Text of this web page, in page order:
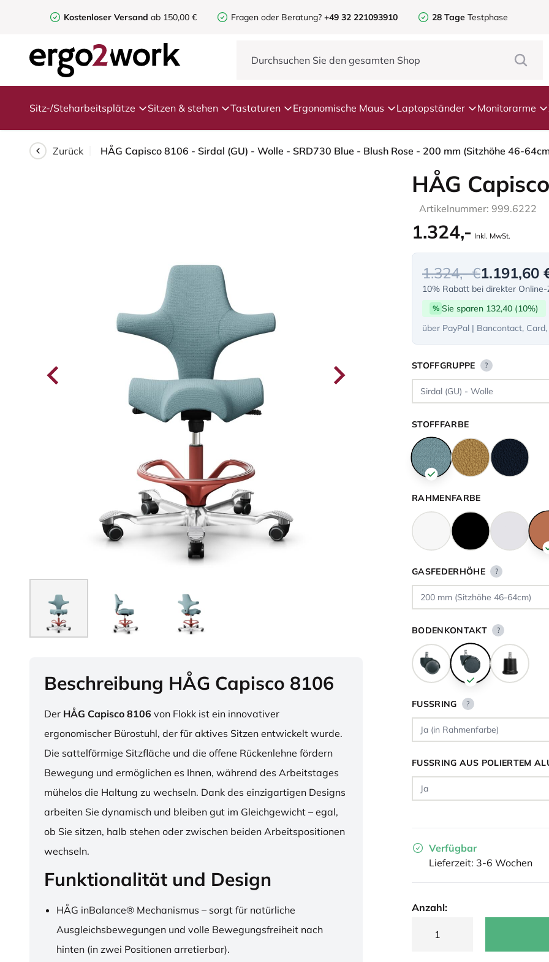
Kostenloser Versand ab 150,00 € Fragen oder Beratung? +49 32 221093910 28 Tage Testphase
Sitz-/Steharbeitsplätze Sitzen & stehen Tastaturen Ergonomische Maus Laptopständer Monitorarme
Zurück HÅG Capisco 8106 - Sirdal (GU) - Wolle - SRD730 Blue - Blush Rose - 200 mm (Sitzhöhe 46-
Beschreibung HÅG Capisco 8106
Der HÅG Capisco 8106 von Flokk ist ein innovativer
ergonomischer Bürostuhl, der für aktives Sitzen entwickelt wurde.
Die sattelförmige Sitzfläche und die offene Rückenlehne fördern
Bewegung und ermöglichen es Ihnen, während des Arbeitstages
mühelos die Haltung zu wechseln. Dank des einzigartigen Designs
arbeiten Sie dynamisch und bleiben gut im Gleichgewicht – egal,
ob Sie sitzen, halb stehen oder zwischen beiden Arbeitspositionen
wechseln.
Funktionalität und Design
HÅG inBalance® Mechanismus – sorgt für natürliche
Ausgleichsbewegungen und volle Bewegungsfreiheit nach
hinten (in zwei Positionen arretierbar).
HÅG
Artikelnummer: 999.6222
1.324,- Inkl. MwSt.
1.324,- €1.191,60
10% Rabatt bei direkter Online-
% Sie sparen 132,40 (10%)
über PayPal | Bancontact,
STOFFGRUPPE ?
STOFFFARBE
RAHMENFARBE
GASFEDERHÖHE ?
BODENKONTAKT ?
FUSSRING ?
FUSSRING AUS POLIERTEM
Verfügbar
Lieferzeit: 3-6 Wochen
Anzahl: